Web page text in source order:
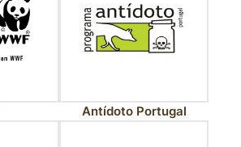
Antídoto Portugal